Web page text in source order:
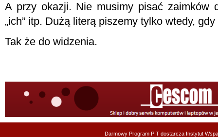
A przy okazji. Nie musimy pisać zaimków
„ich” itp. Dużą literą piszemy tylko wtedy,
Tak że do widzenia.
Darmowy Program PIT dostarcza Instytut